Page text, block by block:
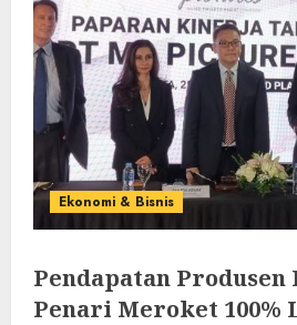
Ekonomi & Bisnis
Pendapatan Produsen
Penari Meroket 100%